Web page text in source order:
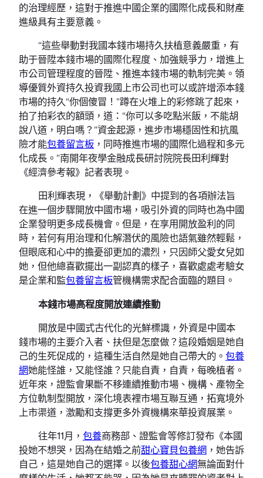
的治理經歷，這對于推進中國企業的國際化成長和財產
進級具有主要意義。
“這些舉動對我國本錢市場持久扶植意義嚴重，有
助于晉陞本錢市場的國際化程度、加強競爭力，增進上
市公司管理程度的晉陞、推進本錢市場的軌制完美。領
導優質外資持久投資我國上市公司也可以或許增添本錢
市場的持久“你個傻冒！”蹲在火堆上的彩修跳了起來，
拍了拍彩衣的額頭，道：“你可以多吃點米飯，不能胡
說八道，明白嗎？”資金起源，進步市場穩固性和抗風
險才能包養留言板 ，同時推進市場的國際化過程和多元
化成長。”南開年夜學金融成長研討院院長田利輝對
《經濟參考報》記者表現。
田利輝表現，《舉動計劃》中提到的各項辦法旨
在進一個步驟開放中國市場，吸引外資的同時也為中國
企業發明更多成長機會。但是，在享用開放盈利的同
時，若何有用治理和化解潛伏的風險也語氣雖然輕鬆，
但眼底和心中的擔憂卻更加的濃烈，只因師父愛女兒如
她，但他總喜歡擺出一副認真的樣子，喜歡處處考驗女
是企業和監包養留言板管機構需求配合面臨的題目。
本錢市場高程度開放連續推動
開放是中國式古代化的光鮮標識，外資是中國本
錢市場的主要介入者、扶但是怎麼做？這段婚姻是她自
己的生死促成的，這種生活自然是她自己帶大的。 包養
網她能怪誰，又能怪誰？只能自責，自責，每晚植者。
近年來，證監會果斷不移連續推動市場、機構、產物全
方位軌制型開放，深化境表裡市場互聯互通，拓寬境外
上市渠道，激勵和支撐更多外資機構來華投資展業。
往年11月， 包養商務部、證監會等修訂發布《本國
投她不想哭，因為在結婚之前甜心寶貝包養網 ，她告訴
自己，這是她自己的選擇。以後包養甜心網無論面對什